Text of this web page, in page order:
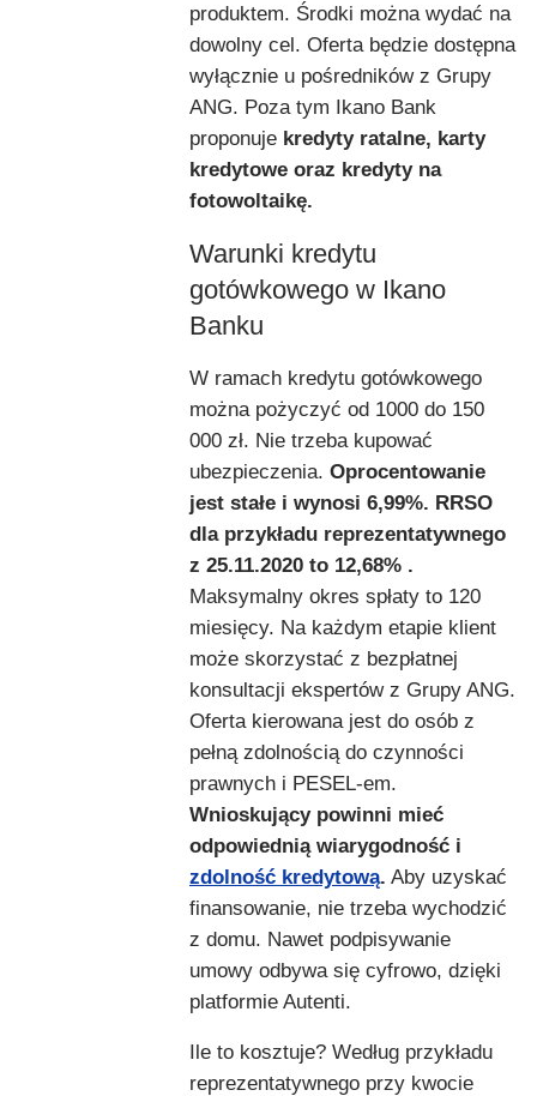
produktem. Środki można wydać na
dowolny cel. Oferta będzie dostępna
wyłącznie u pośredników z Grupy
ANG. Poza tym Ikano Bank
proponuje kredyty ratalne, karty
kredytowe oraz kredyty na
fotowoltaikę.
Warunki kredytu
gotówkowego w Ikano
Banku
W ramach kredytu gotówkowego
można pożyczyć od 1000 do 150
000 zł. Nie trzeba kupować
ubezpieczenia. Oprocentowanie
jest stałe i wynosi 6,99%. RRSO
dla przykładu reprezentatywnego
z 25.11.2020 to 12,68% .
Maksymalny okres spłaty to 120
miesięcy. Na każdym etapie klient
może skorzystać z bezpłatnej
konsultacji ekspertów z Grupy ANG.
Oferta kierowana jest do osób z
pełną zdolnością do czynności
prawnych i PESEL-em.
Wnioskujący powinni mieć
odpowiednią wiarygodność i
zdolność kredytową. Aby uzyskać
finansowanie, nie trzeba wychodzić
z domu. Nawet podpisywanie
umowy odbywa się cyfrowo, dzięki
platformie Autenti.
Ile to kosztuje? Według przykładu
reprezentatywnego przy kwocie